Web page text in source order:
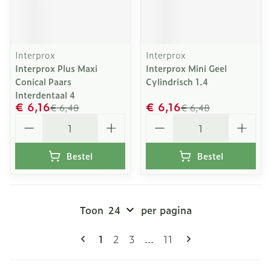
Interprox
Interprox Plus Maxi
Conical Paars
Interdentaal 4
€ 6,48
€ 6,16
Bestel
Interprox
Interprox Mini Geel
Cylindrisch 1.4
€ 6,48
€ 6,16
Bestel
Pagina's
U lees momenteel pagina
1 Pagina
2 Pagina
3 ... Pagina
11
Toon per pagina